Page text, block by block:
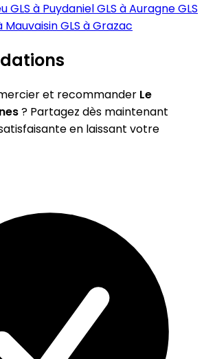
GLS à PuydanielGLS à AuragneGLS
MauvaisinGLS à Grazac
et recommander Le
? Partagez dès maintenant
en laissant votre